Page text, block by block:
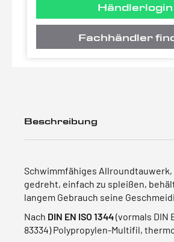
Händlerlogin
Fachhändler
Beschreibung
Schwimmfähiges
gedreht, einfach zu spleißen,
langem Gebrauch seine
Nach DIN EN ISO 1344(vormals DIN
83334) Polypropylen-Multifil,